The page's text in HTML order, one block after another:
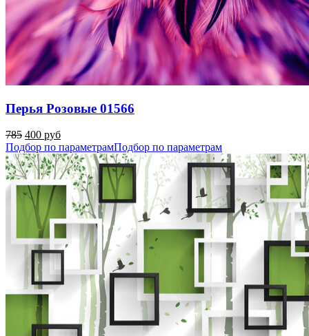
Перья Розовые 01566
785 400 руб
Подбор по параметрамПодбор по параметрам